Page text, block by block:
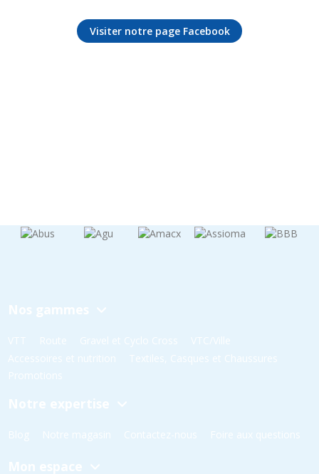
Visiter notre page Facebook
Nos gammes
VTT Route Gravel et Cyclo Cross
VTC/Ville
Accessoires et nutrition
Textiles, Casques et Chaussures
Promotions
Notre expertise
Blog Notre magasin Contactez-nous Foire aux questions
Mon espace